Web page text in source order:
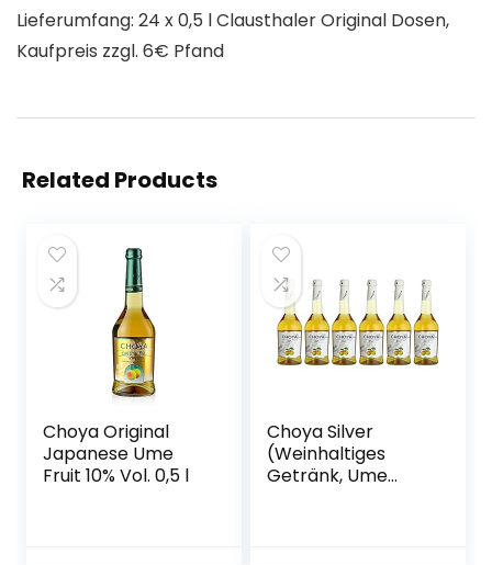
Lieferumfang: 24 x 0,5 l Clausthaler Original Dosen,
Kaufpreis zzgl. 6€ Pfand
Related Products
Choya Original
Japanese Ume
Fruit 10% Vol. 0,5 l
Choya Silver
(Weinhaltiges
Getränk, Ume